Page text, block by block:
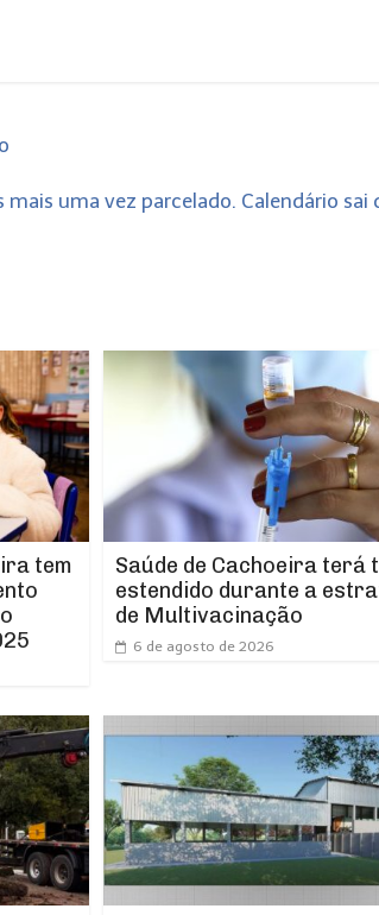
uma vez parcelado. Calendário sai
tem
Saúde de Cachoeira terá
estendido durante a
de Multivacinação
6 de agosto de 2026